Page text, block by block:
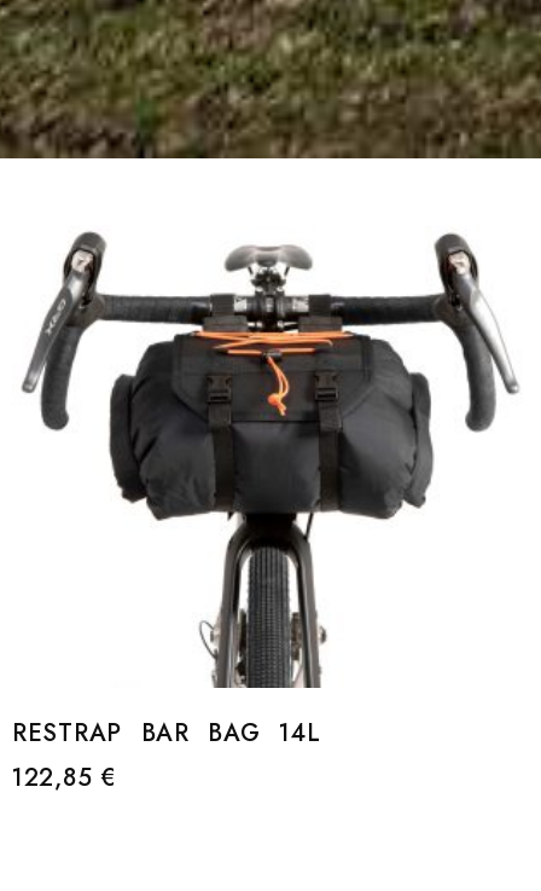
RESTRAP BAR BAG 14L
122,85 €